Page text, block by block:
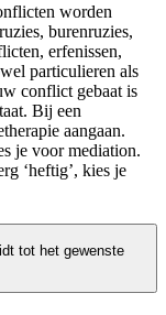
worden
burenruzies,
erfenissen,
particulieren als
conflict gebaat is
Bij een
aangaan.
je voor mediation.
‘heftig’, kies je
tot het gewenste